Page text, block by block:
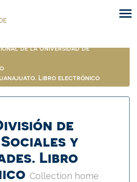
de la Universidad de
Libro electrónico
de
y
Libro
Collection home